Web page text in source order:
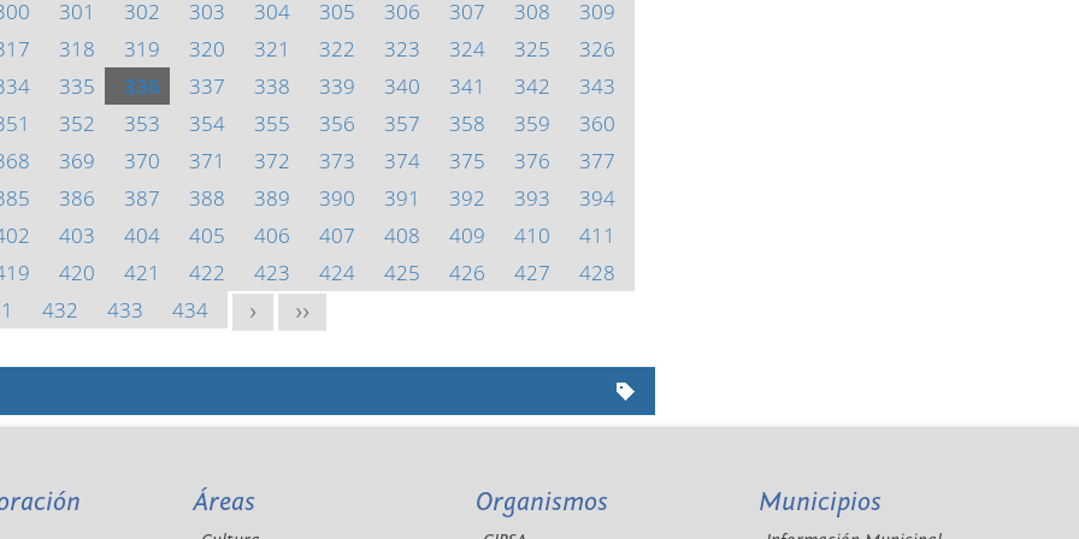
301 302 303 304 305 306 307 308
309
318 319 320 321 322 323 324 325
326
335 336 337 338 339 340 341 342
343
352 353 354 355 356 357 358 359
360
369 370 371 372 373 374 375 376
377
386 387 388 389 390 391 392 393
394
403 404 405 406 407 408 409 410
411
420 421 422 423 424 425 426 427
428
432 433 434 > >>
Áreas Organismos Municipios